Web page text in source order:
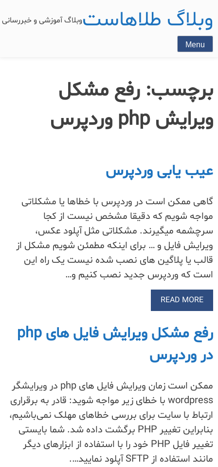
وبلاگ طلاهاستوبلاگ آموزشی و
Menu
برچسب: رفع مشکل
ویرایش php وردپرس
عیب یابی وردپرس
گاهی ممکن است در وردپرس با خطاها یا مشکلاتی
مواجه شویم که دقیقا مشخص نیست از کجا
سرچشمه میگیرند. مشکلاتی مثل آپلود عکس،
ویرایش فایل و … برای اینکه مطمئن شویم مشکل از
قالب یا پلاگین های نصب شده نیست یک راه این
است که وردپرس جدید نصب کنیم و…
READ MORE
رفع مشکل ویرایش فایل های php
در وردپرس
ممکن است زمان ویرایش فایل های php در ویرایشگر
wordpress با خطای زیر مواجه شوید: قادر به برقراری
ارتباط با سایت برای بررسی خطاهای مهلک نمی‌باشیم،
بنابراین تغییر PHP برگشت داده شد. شما بایستی
تغییر فایل PHP خود را با استفاده از ابزارهای دیگر
مانند استفاده از SFTP آپلود نمایید….